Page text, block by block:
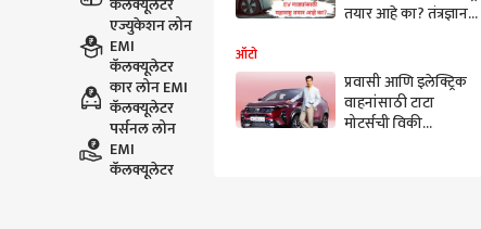
एज्युकेशन लोन
EMI
कॅलक्यूलेटर
कार लोन EMI
कॅलक्यूलेटर
पर्सनल लोन
EMI
कॅलक्यूलेटर
तयार आहे का? तंत्रज्ञान
ऑटो
प्रवासी आणि इलेक्ट्रिक
वाहनांसाठी टाटा
मोटर्सची विकी